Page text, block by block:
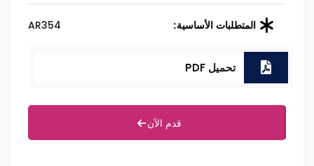
المتطلبات الأساسية: AR354
تحميل PDF
قدم الآن